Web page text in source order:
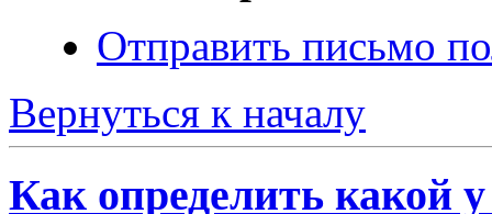
Отправить письмо
Вернуться к началу
Как определить какой